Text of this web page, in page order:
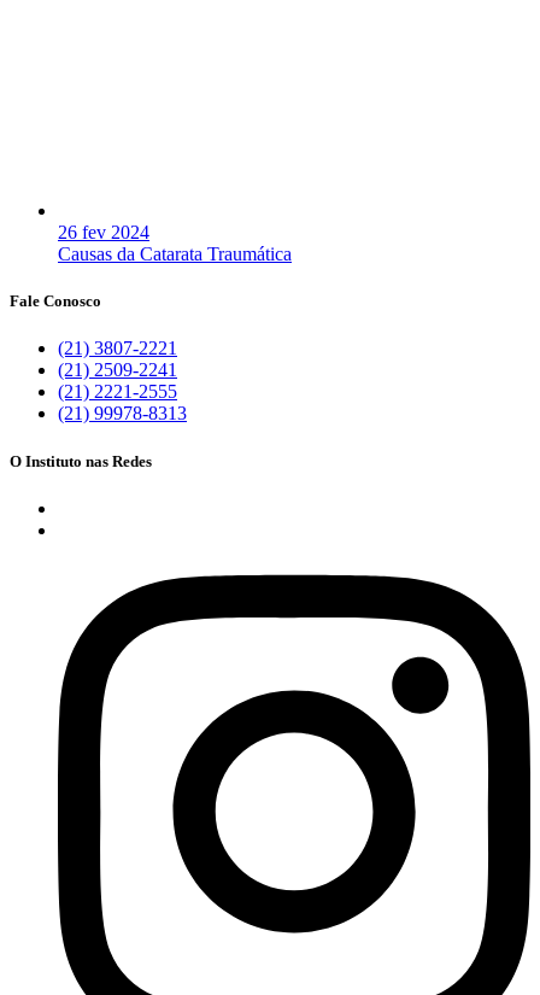
26 fev 2024
Causas da Catarata Traumática
Fale Conosco
(21) 3807-2221
(21) 2509-2241
(21) 2221-2555
(21) 99978-8313
O Instituto nas Redes